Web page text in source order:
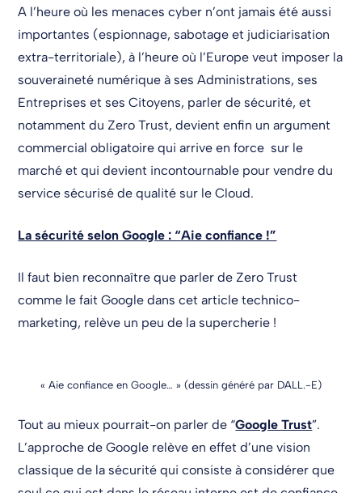
A l’heure où les menaces cyber n’ont jamais été aussi
importantes (espionnage, sabotage et judiciarisation
extra-territoriale), à l’heure où l’Europe veut imposer la
souveraineté numérique à ses Administrations, ses
Entreprises et ses Citoyens, parler de sécurité, et
notamment du Zero Trust, devient enfin un argument
commercial obligatoire qui arrive en force sur le
marché et qui devient incontournable pour vendre du
service sécurisé de qualité sur le Cloud.
La sécurité selon Google : “Aie confiance !”
Il faut bien reconnaître que parler de Zero Trust
comme le fait Google dans cet article technico-
marketing, relève un peu de la supercherie !
« Aie confiance en Google… » (dessin généré par DALL.-E)
Tout au mieux pourrait-on parler de “Google Trust”.
L’approche de Google relève en effet d’une vision
classique de la sécurité qui consiste à considérer que